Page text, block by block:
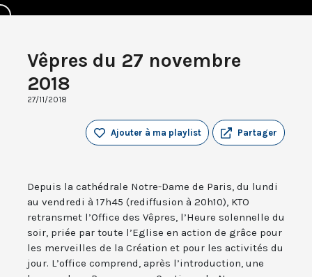
Vêpres du 27 novembre
2018
27/11/2018
Partager
Ajouter à ma playlist
Depuis la cathédrale Notre-Dame de Paris, du lundi
au vendredi à 17h45 (rediffusion à 20h10), KTO
retransmet l’Office des Vêpres, l’Heure solennelle du
soir, priée par toute l’Eglise en action de grâce pour
les merveilles de la Création et pour les activités du
jour. L’office comprend, après l’introduction, une